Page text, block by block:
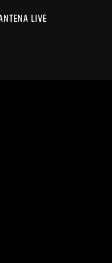
LIVE